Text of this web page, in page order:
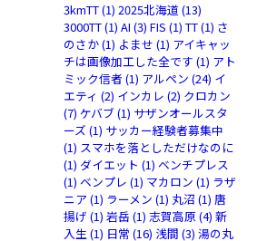
3kmTT(1) 2025北海道 (13)
3000TT(1) AI (3) FIS (1) TT(1) さ
のさか(1) よませ (1) アイキャッ
チは画像加工した全です (1) アト
ミック信者 (1) アルペン (24) イ
エティ (2) インカレ (2) クロカン
(7) ケバブ(1) サザンオールスタ
ーズ (1) サッカー経験者募集中
(1) スマホを落としただけなのに
(1) ダイエット (1) ベンチプレス
(1) ベンプレ (1) マカロン (1) ラザ
ニア (1) ラーメン (1) 丸沼 (1) 唐
揚げ (1) 岩岳 (1) 志賀高原(4) 新
入生(1) 日常 (16) 浅間 (3) 湯の丸